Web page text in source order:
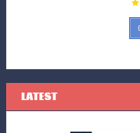
LATEST